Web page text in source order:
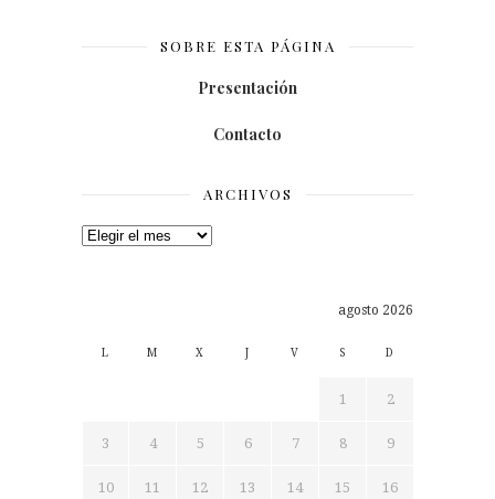
SOBRE ESTA PÁGINA
Presentación
Contacto
ARCHIVOS
Archivos
agosto 2026
L M X J V S D
1 2
3 4 5 6 7 8 9
10 11 12 13 14 15 16